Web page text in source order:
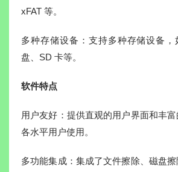
xFAT 等。
多种存储设备：支持多种存储设备，
盘、SD 卡等。
软件特点
用户友好：提供直观的用户界面和丰
各水平用户使用。
多功能集成：集成了文件擦除、磁盘